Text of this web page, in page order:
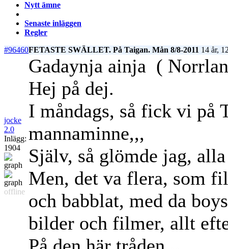
Nytt ämne
Senaste inläggen
Regler
#96460FETASTE SWÄLLET. På Taigan. Mån 8/8-2011 14 år,
jocke
2.0
Inlägg:
1904
offline
Gadaynja ainja (
Hej på dej.
I måndags, så fick vi på
mannaminne,,,
Själv, så glömde jag,
Men, det va flera, som
och babblat, med da
bilder och filmer, allt